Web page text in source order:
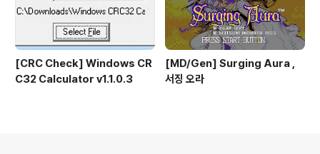
[CRC Check] Windows CR
C32 Calculator v1.1.0.3
[MD/Gen] Surging Aura ,
서징 오라